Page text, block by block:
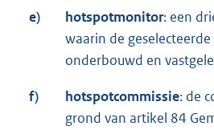
e) hotspotmonitor: een
waarin de
onderbouwd en
f) hotspotcommissie: de
grond van artikel 84